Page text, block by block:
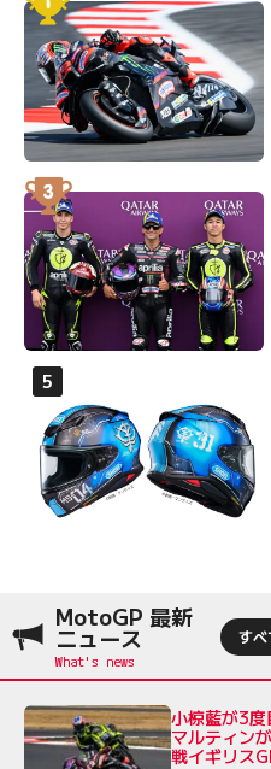
MotoGP 最新
ニュース す
小椋藍が3
マルティン
戦イギリス